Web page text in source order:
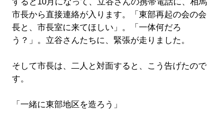
市長から直接連絡が入ります。「東部再起の会の会
長と、市長室に来てほしい」。「一体何だろ
う？」。立谷さんたちに、緊張が走りました。
そして市長は、二人と対面すると、こう告げたので
す。
「一緒に東部地区を造ろう」